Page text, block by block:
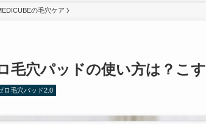
の毛穴ケア
毛穴パッドの使い方は？こ
ロ毛穴パッド2.0